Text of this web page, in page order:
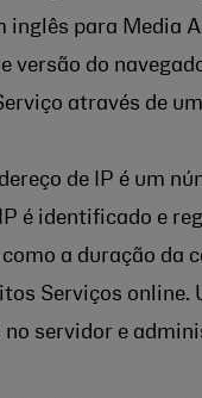
inglês para Media
versão do
através de
de IP é um
IP é identificado e
a duração da
Serviços online.
servidor e